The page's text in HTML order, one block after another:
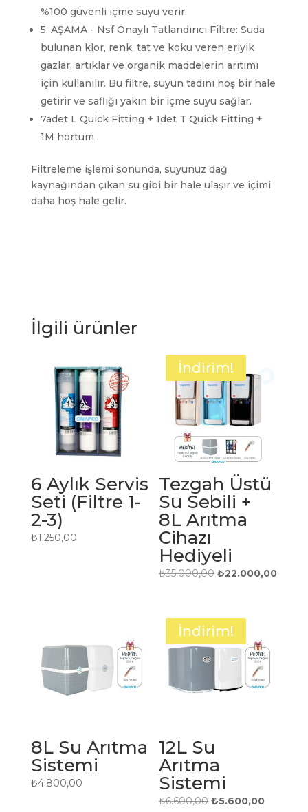
%100 güvenli içme suyu verir.
5. AŞAMA - Nsf Onaylı Tatlandırıcı Filtre: Suda
bulunan klor, renk, tat ve koku veren eriyik
gazlar, artıklar ve organik maddelerin arıtımı
için kullanılır. Bu filtre, suyun tadını hoş bir hale
getirir ve saflığı yakın bir içme suyu sağlar.
7adet L Quick Fitting + 1det T Quick Fitting +
1M hortum .
Filtreleme işlemi sonunda, suyunuz dağ
kaynağından çıkan su gibi bir hale ulaşır ve içimi
daha hoş hale gelir.
İlgili ürünler
6 Aylık Servis
Seti (Filtre 1-
2-3)
₺1.250,00
İndirim!
Tezgah Üstü
Su Sebili +
8L Arıtma
Cihazı
Hediyeli
₺35.000,00 Orijinal
₺22.000,00Şu
8L Su Arıtma
Sistemi
₺4.800,00
İndirim!
12L Su
Arıtma
Sistemi
₺6.600,00 Orijinal
₺5.600,00Şu